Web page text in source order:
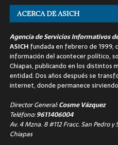
ACERCA DE ASICH
Agencia de Servicios Informativos
ASICH fundada en febrero de 1999,
información del acontecer político,
Chiapas, publicando en los distintos
entidad. Dos años después se
internet, donde permanece
Director General:Cosme Vázquez
Teléfono:9611406004
Av. 4 Mzna. 8 #112 Fracc. San Pedro
Chiapas